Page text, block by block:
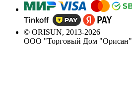
© ORISUN, 2013-2026
ООО "Торговый Дом "Орисан"